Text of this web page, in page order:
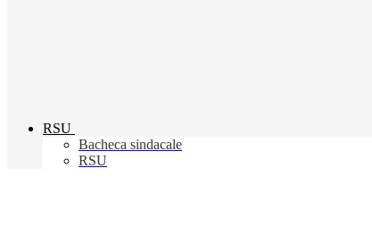
RSU
Bacheca sindacale
RSU